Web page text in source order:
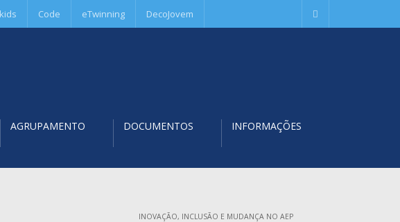
Code eTwinning DecoJovem
AGRUPAMENTO DOCUMENTOS INFORMAÇÕES
INOVAÇÃO, INCLUSÃO E MUDANÇA NO AEP